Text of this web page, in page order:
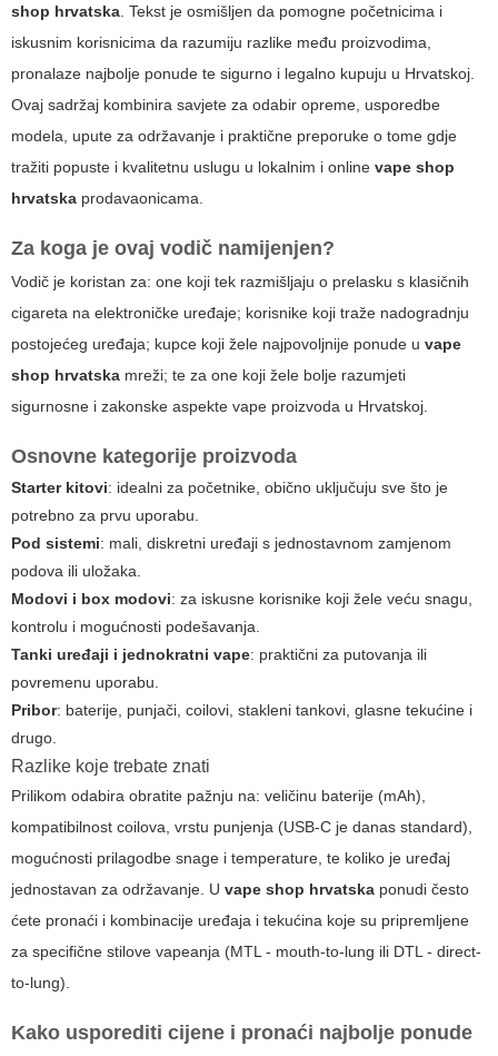
shop hrvatska. Tekst je osmišljen da pomogne početnicima i
iskusnim korisnicima da razumiju razlike među proizvodima,
pronalaze najbolje ponude te sigurno i legalno kupuju u Hrvatskoj.
Ovaj sadržaj kombinira savjete za odabir opreme, usporedbe
modela, upute za održavanje i praktične preporuke o tome gdje
tražiti popuste i kvalitetnu uslugu u lokalnim i online vape shop
hrvatska prodavaonicama.
Za koga je ovaj vodič namijenjen?
Vodič je koristan za: one koji tek razmišljaju o prelasku s klasičnih
cigareta na elektroničke uređaje; korisnike koji traže nadogradnju
postojećeg uređaja; kupce koji žele najpovoljnije ponude u vape
shop hrvatska mreži; te za one koji žele bolje razumjeti
sigurnosne i zakonske aspekte vape proizvoda u Hrvatskoj.
Osnovne kategorije proizvoda
Starter kitovi: idealni za početnike, obično uključuju sve što je
potrebno za prvu uporabu.
Pod sistemi: mali, diskretni uređaji s jednostavnom zamjenom
podova ili uložaka.
Modovi i box modovi: za iskusne korisnike koji žele veću snagu,
kontrolu i mogućnosti podešavanja.
Tanki uređaji i jednokratni vape: praktični za putovanja ili
povremenu uporabu.
Pribor: baterije, punjači, coilovi, stakleni tankovi, glasne tekućine i
drugo.
Razlike koje trebate znati
Prilikom odabira obratite pažnju na: veličinu baterije (mAh),
kompatibilnost coilova, vrstu punjenja (USB-C je danas standard),
mogućnosti prilagodbe snage i temperature, te koliko je uređaj
jednostavan za održavanje. U vape shop hrvatska ponudi često
ćete pronaći i kombinacije uređaja i tekućina koje su pripremljene
za specifične stilove vapeanja (MTL - mouth-to-lung ili DTL - direct-
to-lung).
Kako usporediti cijene i pronaći najbolje ponude